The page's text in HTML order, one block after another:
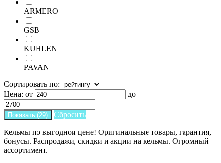
ARMERO
GSB
KUHLEN
PAVAN
Сортировать по:
Цена: от до
Сбросить
Кельмы по выгодной цене! Оригинальные товары, гарантия,
бонусы. Распродажи, скидки и акции на кельмы. Огромный
ассортимент.